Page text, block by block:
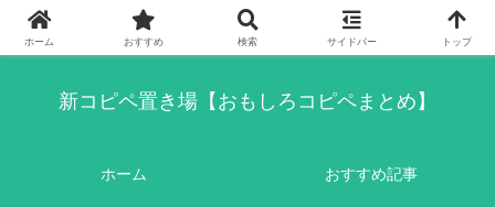
このブログはリンクフリーです。ここに書かれている内容は基本的にフィクシ
ョンです。
新コピペ置き場【おもしろコピペまとめ】
ホーム おすすめ記事
ホーム おすすめ 検索 サイドバー トップ